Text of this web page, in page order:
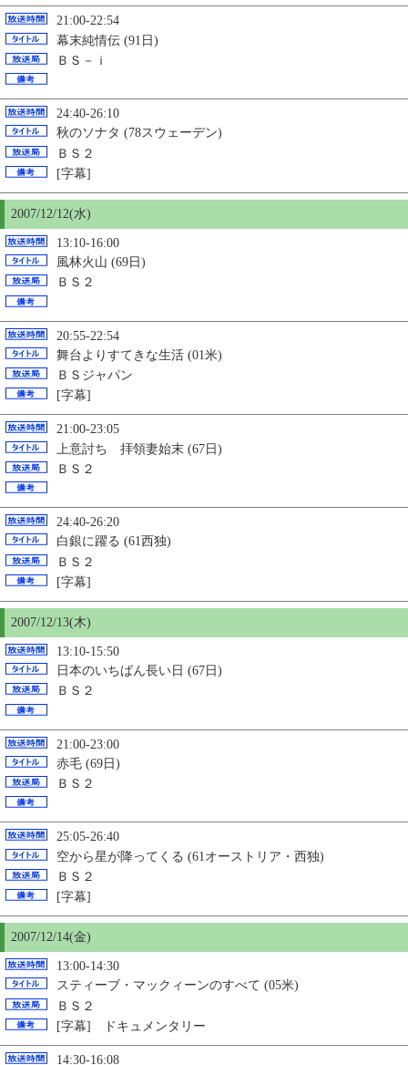
21:00-22:54
幕末純情伝 (91日)
ＢＳ－ｉ
24:40-26:10
秋のソナタ (78スウェーデン)
ＢＳ２
[字幕]
2007/12/12(水)
13:10-16:00
風林火山 (69日)
ＢＳ２
20:55-22:54
舞台よりすてきな生活 (01米)
ＢＳジャパン
[字幕]
21:00-23:05
上意討ち 拝領妻始末 (67日)
ＢＳ２
24:40-26:20
白銀に躍る (61西独)
ＢＳ２
[字幕]
2007/12/13(木)
13:10-15:50
日本のいちばん長い日 (67日)
ＢＳ２
21:00-23:00
赤毛 (69日)
ＢＳ２
25:05-26:40
空から星が降ってくる (61オーストリア・西独)
ＢＳ２
[字幕]
2007/12/14(金)
13:00-14:30
スティーブ・マックィーンのすべて (05米)
ＢＳ２
[字幕] ドキュメンタリー
14:30-16:08